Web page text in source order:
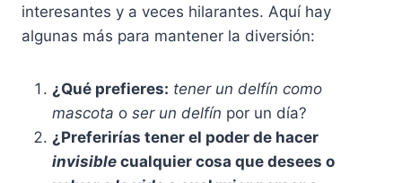
interesantes y a veces hilarantes. Aquí hay
algunas más para mantener la diversión:
¿Qué prefieres: tener un delfín como
mascota o ser un delfín por un día?
¿Preferirías tener el poder de hacer
invisible cualquier cosa que desees o